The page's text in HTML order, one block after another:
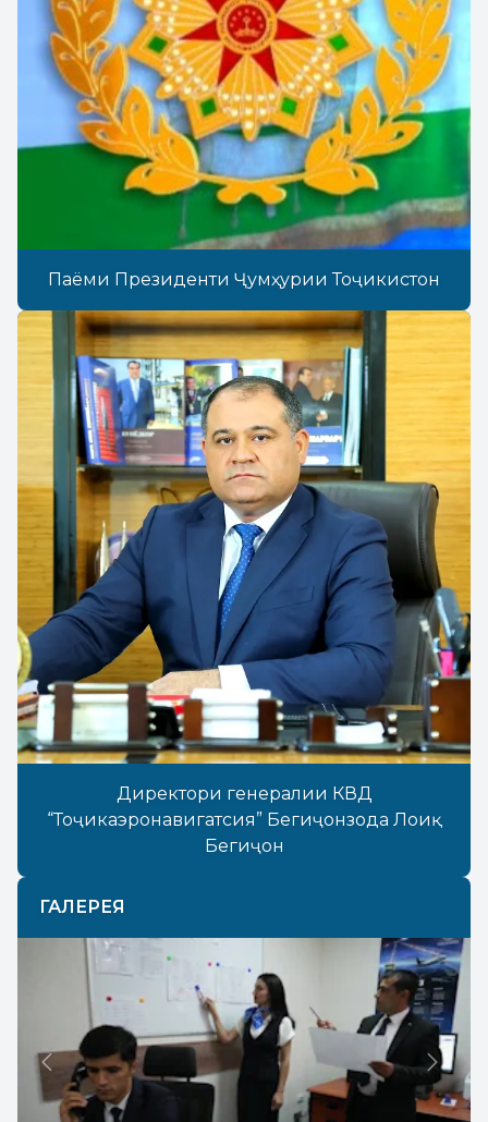
Паёми Президенти Ҷумҳурии Тоҷикистон
Директори генералии КВД
“Тоҷикаэронавигатсия” Бегиҷонзода Лоиқ
Бегиҷон
ГАЛЕРЕЯ
Previous Next